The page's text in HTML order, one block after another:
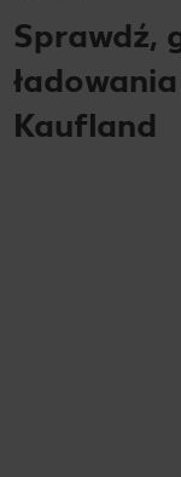
Sprawdź,
Kaufland